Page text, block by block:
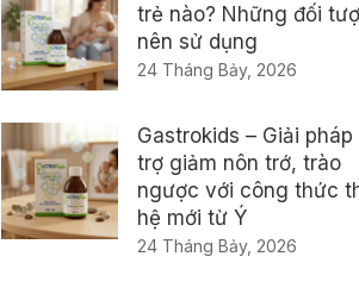
trẻ nào? Những đối
nên sử dụng
24 Tháng Bảy, 2026
Gastrokids – Giải pháp
trợ giảm nôn trớ, trào
ngược với công thức
hệ mới từ Ý
24 Tháng Bảy, 2026